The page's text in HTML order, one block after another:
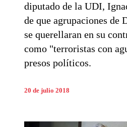
diputado de la UDI,
de que agrupaciones de
se querellaran en su
como "terroristas con
presos políticos.
20 de julio 2018